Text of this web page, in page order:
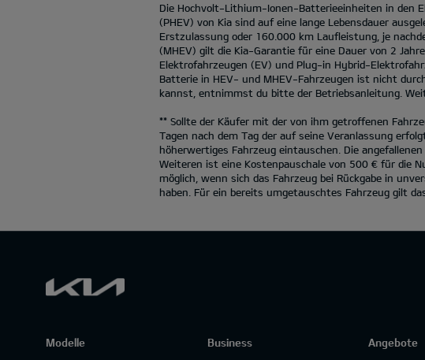
Die Hochvolt-Lithium-Ionen-Batterieeinheiten in den
(PHEV) von Kia sind auf eine lange Lebensdauer
Erstzulassung oder 160.000 km Laufleistung, je
(MHEV) gilt die Kia-Garantie für eine Dauer von 2
Elektrofahrzeugen (EV) und Plug-in Hybrid-
Batterie in HEV- und MHEV-Fahrzeugen ist nicht
kannst, entnimmst du bitte der Betriebsanleitung.
** Sollte der Käufer mit der von ihm getroffenen
Tagen nach dem Tag der auf seine Veranlassung
höherwertiges Fahrzeug eintauschen. Die
Weiteren ist eine Kostenpauschale von 500 € für die
möglich, wenn sich das Fahrzeug bei Rückgabe in
haben. Für ein bereits umgetauschtes Fahrzeug gilt
Modelle Business Angebote